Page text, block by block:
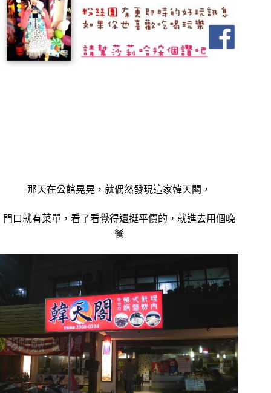
那天在公館晃晃，就偶然發現這家韓天閣，
門口就有菜單，看了看覺得還挺平價的，就進去用個晚
餐